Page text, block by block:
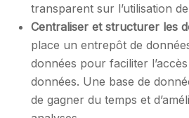
transparent sur l’utilisation
Centraliser et structurer les
place un entrepôt de
données pour faciliter l’accès
données. Une base de
de gagner du temps et